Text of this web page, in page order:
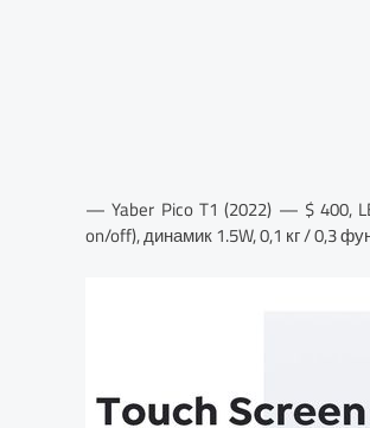
— Yaber Pico T1 (2022) — $ 400,
on/off), динамик 1.5W, 0,1 кг / 0,3